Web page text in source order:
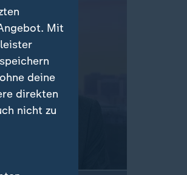
Mit
deine
direkten
nicht zu